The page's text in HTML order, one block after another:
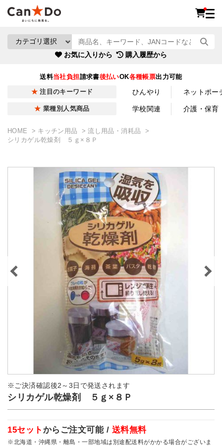
お気に入りから 購入履歴から
送料当社負担請求書後払いOK各種帳票出力可能
注目のキーワード ひんやり ネットポー
業種別人気商品 学校関連 介護・保育
HOME キッチン用品
流し用品・消耗品
シリカゲル乾燥剤 ５ｇ×８Ｐ
※ご決済確認後2～3日で発送されます
シリカゲル乾燥剤 ５ｇ×８Ｐ
15セット からご注文可能 / 送料無料
※北海道・沖縄県・離島・一部地域は別途配送料がかかる場合がございま